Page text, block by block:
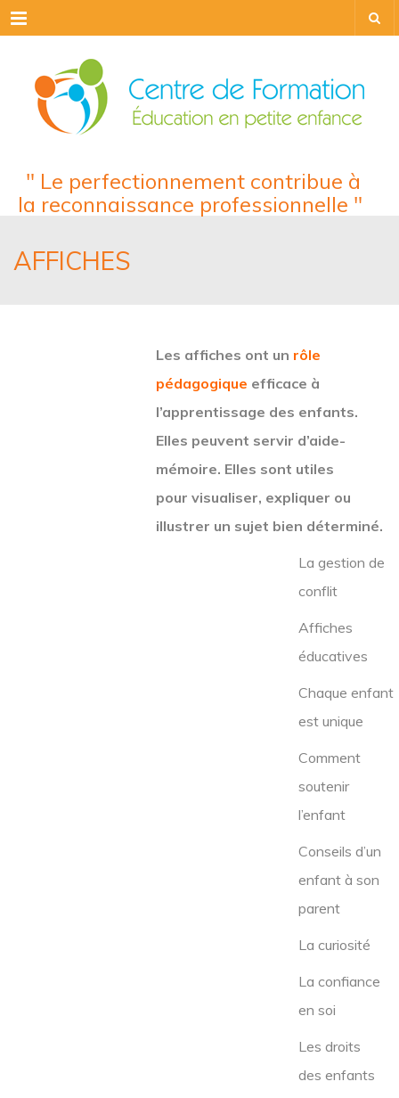
Menu
" Le perfectionnement contribue à
la reconnaissance professionnelle "
AFFICHES
Les affiches ont un rôle
pédagogique efficace à
l’apprentissage des enfants.
Elles peuvent servir d’aide-
mémoire. Elles sont utiles
pour visualiser, expliquer ou
illustrer un sujet bien déterminé.
La gestion de
conflit
Affiches
éducatives
Chaque enfant
est unique
Comment
soutenir
l’enfant
Conseils d’un
enfant à son
parent
La curiosité
La confiance
en soi
Les droits
des enfants